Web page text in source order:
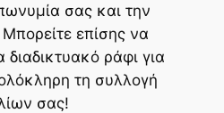
σας και την
επίσης να
διαδικτυακό ράφι για
τη συλλογή
σας!